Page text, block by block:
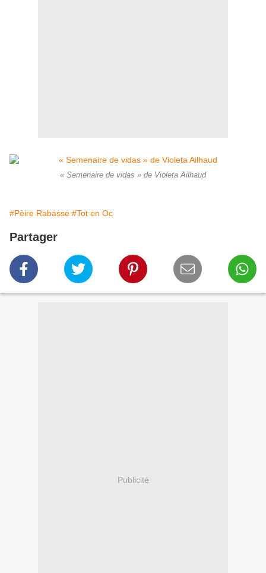
« Semenaire de vidas » de Violeta Ailhaud
#Pèire Rabasse #Tot en Oc
Partager
Publicité